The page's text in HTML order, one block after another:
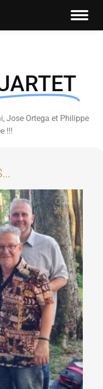
Jose Ortega et Philippe
!!!